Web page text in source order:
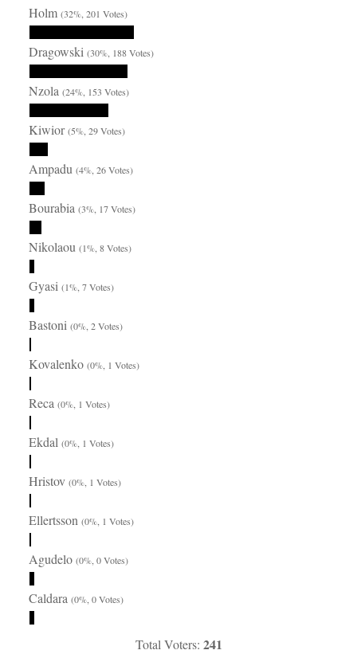
Holm(32%, 201 Votes)
Dragowski(30%, 188 Votes)
Nzola(24%, 153 Votes)
Kiwior(5%, 29 Votes)
Ampadu(4%, 26 Votes)
Bourabia(3%, 17 Votes)
Nikolaou(1%, 8 Votes)
Gyasi(1%, 7 Votes)
Bastoni(0%, 2 Votes)
Kovalenko(0%, 1 Votes)
Reca(0%, 1 Votes)
Ekdal(0%, 1 Votes)
Hristov(0%, 1 Votes)
Ellertsson(0%, 1 Votes)
Agudelo(0%, 0 Votes)
Caldara(0%, 0 Votes)
Total Voters: 241